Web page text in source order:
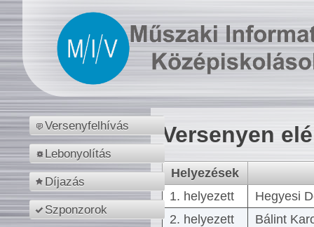
Versenyfelhívás
Lebonyolítás
Díjazás
Szponzorok
Versenyen
Helyezések
1. helyezett
Hegyesi
2. helyezett
Bálint